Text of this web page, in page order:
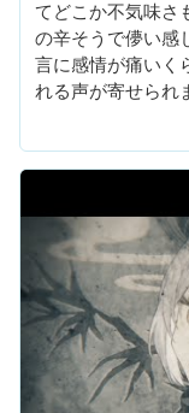
てどこか不気味さ
の辛そうで儚い感
言に感情が痛いく
れる声が寄せられ